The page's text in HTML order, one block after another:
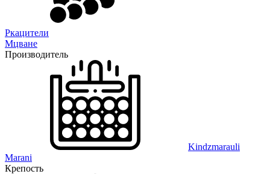
Ркацители
Мцване
Производитель
Kindzmarauli
Marani
Крепость